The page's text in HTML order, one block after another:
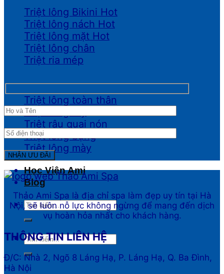
Triệt lông Bikini
Triệt lông nách
Triệt lông mặt
Triệt lông chân
Triệt ria mép
Triệt lông toàn thân
Triệt lông tay
Triệt râu quai nón
Triệt lông bụng
Triệt lông mày
Học Viện Ami
Blog
Thảo Ami Spa là địa chỉ spa làm đẹp uy tín tại Hà
Nội, sẽ luôn nỗ lực không ngừng để mang đến dịch
vụ hoàn hỏa nhất cho khách hàng.
THÔNG TIN LIÊN HỆ
Đ/C: Nhà 2, Ngõ 8 Láng Hạ, P. Láng Hạ, Q. Ba Đình,
Hà Nội